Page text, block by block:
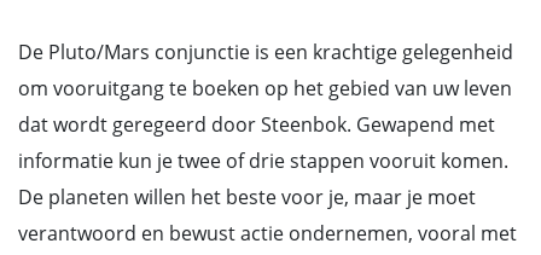
De Pluto/Mars conjunctie is een krachtige gelegenheid
om vooruitgang te boeken op het gebied van uw leven
dat wordt geregeerd door Steenbok. Gewapend met
informatie kun je twee of drie stappen vooruit komen.
De planeten willen het beste voor je, maar je moet
verantwoord en bewust actie ondernemen, vooral met